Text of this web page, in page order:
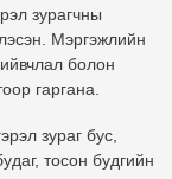
зурагчны
Мэргэжлийн
болон
гаргана.
зураг бус,
тосон будгийн